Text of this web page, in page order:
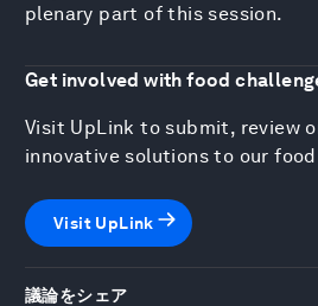
plenary part of this session.
Get involved with food
Visit UpLink to submit, review
innovative solutions to our
Visit UpLink
議論をシェア